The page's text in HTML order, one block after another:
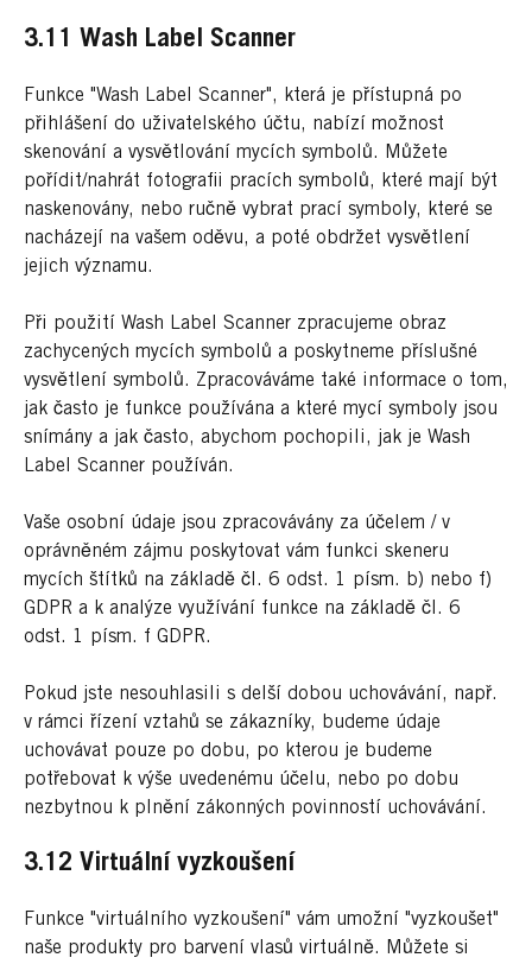
3.11 Wash Label Scanner
Funkce "Wash Label Scanner", která je přístupná po
přihlášení do uživatelského účtu, nabízí možnost
skenování a vysvětlování mycích symbolů. Můžete
pořídit/nahrát fotografii pracích symbolů, které mají být
naskenovány, nebo ručně vybrat prací symboly, které se
nacházejí na vašem oděvu, a poté obdržet vysvětlení
jejich významu.
Při použití Wash Label Scanner zpracujeme obraz
zachycených mycích symbolů a poskytneme příslušné
vysvětlení symbolů. Zpracováváme také informace o tom,
jak často je funkce používána a které mycí symboly jsou
snímány a jak často, abychom pochopili, jak je Wash
Label Scanner používán.
Vaše osobní údaje jsou zpracovávány za účelem / v
oprávněném zájmu poskytovat vám funkci skeneru
mycích štítků na základě čl. 6 odst. 1 písm. b) nebo f)
GDPR a k analýze využívání funkce na základě čl. 6
odst. 1 písm. f GDPR.
Pokud jste nesouhlasili s delší dobou uchovávání, např.
v rámci řízení vztahů se zákazníky, budeme údaje
uchovávat pouze po dobu, po kterou je budeme
potřebovat k výše uvedenému účelu, nebo po dobu
nezbytnou k plnění zákonných povinností uchovávání.
3.12 Virtuální vyzkoušení
Funkce "virtuálního vyzkoušení" vám umožní "vyzkoušet"
naše produkty pro barvení vlasů virtuálně. Můžete si